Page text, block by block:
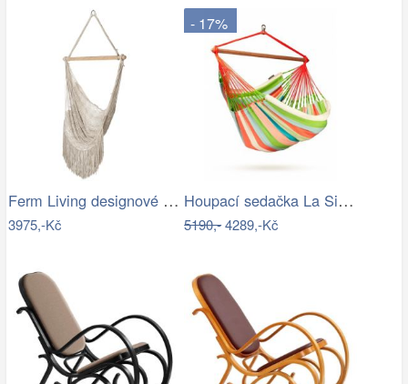
Ferm Living designové houpací sítě Path…
3975,-Kč
- 17%
Houpací sedačka La Siesta DOMINGO - IN
5190,-4289,-Kč